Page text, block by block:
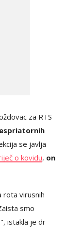
za RTS
se javlja
o kovidu, on
rota virusnih
smo
istakla je dr